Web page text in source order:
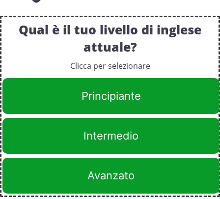
Qual è il tuo livello di inglese
attuale?
Clicca per selezionare
Principiante
Intermedio
Avanzato